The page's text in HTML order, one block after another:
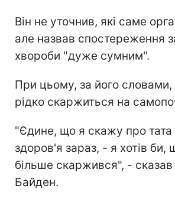
Він не уточнив, які саме
але назвав спостереження
хвороби "дуже сумним".
При цьому, за його
рідко скаржиться на
"Єдине, що я скажу про тата
здоров'я зараз, - я хотів би,
більше скаржився", - сказав
Байден.